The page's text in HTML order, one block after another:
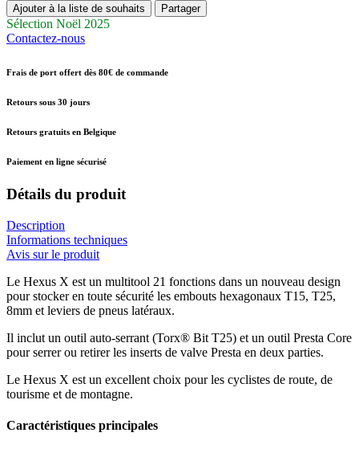
Ajouter à la liste de souhaits Partager
Sélection Noël 2025
Contactez-nous
Frais de port offert dès 80€ de commande
Retours sous 30 jours
Retours gratuits en Belgique
Paiement en ligne sécurisé
Détails du produit
Description
Informations techniques
Avis sur le produit
Le Hexus X est un multitool 21 fonctions dans un nouveau design
pour stocker en toute sécurité les embouts hexagonaux T15, T25,
8mm et leviers de pneus latéraux.
Il inclut un outil auto-serrant (Torx® Bit T25) et un outil Presta Core
pour serrer ou retirer les inserts de valve Presta en deux parties.
Le Hexus X est un excellent choix pour les cyclistes de route, de
tourisme et de montagne.
Caractéristiques principales